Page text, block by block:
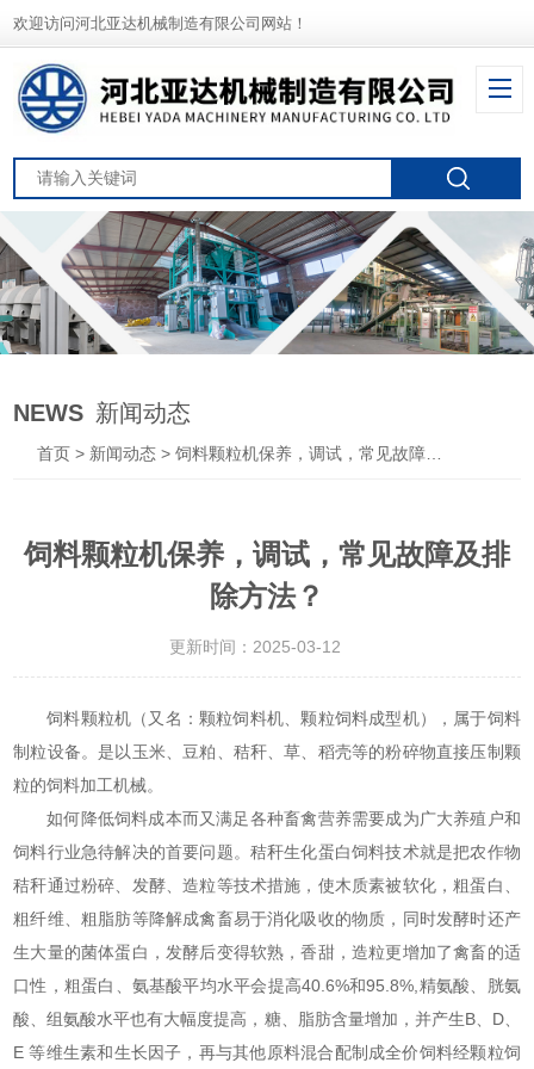
欢迎访问河北亚达机械制造有限公司网站！
NEWS 新闻动态
首页 > 新闻动态 > 饲料颗粒机保养，调试，常见故障及排除方法？
饲料颗粒机保养，调试，常见故障及排
除方法？
更新时间：2025-03-12
饲料颗粒机（又名：颗粒饲料机、颗粒饲料成型机），属于饲料
制粒设备。是以玉米、豆粕、秸秆、草、稻壳等的粉碎物直接压制颗
粒的饲料加工机械。
如何降低饲料成本而又满足各种畜禽营养需要成为广大养殖户和
饲料行业急待解决的首要问题。秸秆生化蛋白饲料技术就是把农作物
秸秆通过粉碎、发酵、造粒等技术措施，使木质素被软化，粗蛋白、
粗纤维、粗脂肪等降解成禽畜易于消化吸收的物质，同时发酵时还产
生大量的菌体蛋白，发酵后变得软熟，香甜，造粒更增加了禽畜的适
口性，粗蛋白、氨基酸平均水平会提高40.6%和95.8%,精氨酸、胱氨
酸、组氨酸水平也有大幅度提高，糖、脂肪含量增加，并产生B、D、
E 等维生素和生长因子，再与其他原料混合配制成全价饲料经颗粒饲